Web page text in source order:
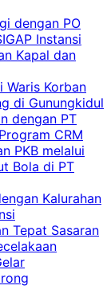
dengan PO
Instansi
Kapal dan
Waris Korban
di Gunungkidul
dengan PT
CRM
PKB melalui
Bola di PT
Kalurahan
Tepat Sasaran